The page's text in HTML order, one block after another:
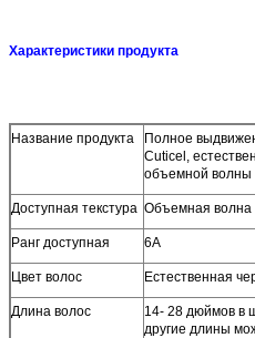
Характеристики продукта
Название продукта
Полное
Cuticel,
объемной волны
Доступная текстура Объемная волна
Ранг доступная 6A
Цвет волос Естественная
Длина волос 14- 28 дюймов в
другие длины